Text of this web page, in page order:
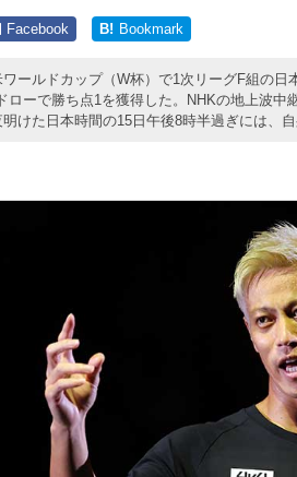
Facebook B! Bookmark
ールドカップ（W杯）で1次リーグF組の
ローで勝ち点1を獲得した。NHKの地上波
けた日本時間の15日午後8時半過ぎには、